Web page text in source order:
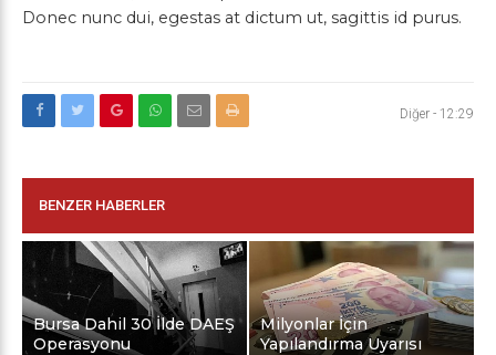
Donec nunc dui, egestas at dictum ut, sagittis id purus.
Diğer - 12:29
BENZER HABERLER
Bursa Dahil 30 İlde DAEŞ
Operasyonu
Milyonlar İçin
Yapılandırma Uyarısı